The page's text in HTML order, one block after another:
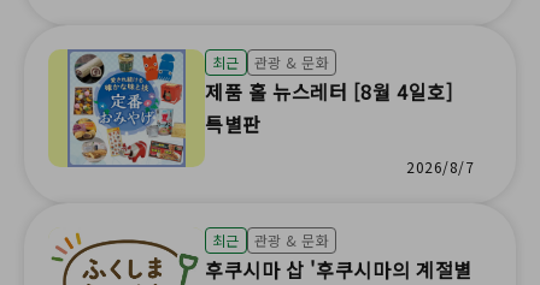
최근 관광 & 문화
제품 홀 뉴스레터 [8월 4일호]
특별판
2026/8/7
최근 관광 & 문화
후쿠시마 삽 '후쿠시마의 계절별